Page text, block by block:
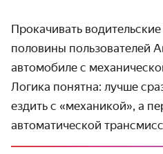
Прокачивать
половины пользователей
автомобиле с
Логика понятна: лучше
ездить с «механикой», а
автоматической